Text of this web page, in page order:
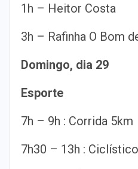
1h – Heitor Costa
3h – Rafinha O Bom
Domingo, dia 29
Esporte
7h – 9h : Corrida 5km
7h30 – 13h :